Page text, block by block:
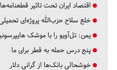
اقتصاد ایران تحت تاثیر
خلع سلاح حزب‌الله پروژه‌ای
یمن: تل‌آویو را با موشک
پنج درس‌ حمله به قطر برای ما
خوشحالی بانک‌ها از گرانی دلار